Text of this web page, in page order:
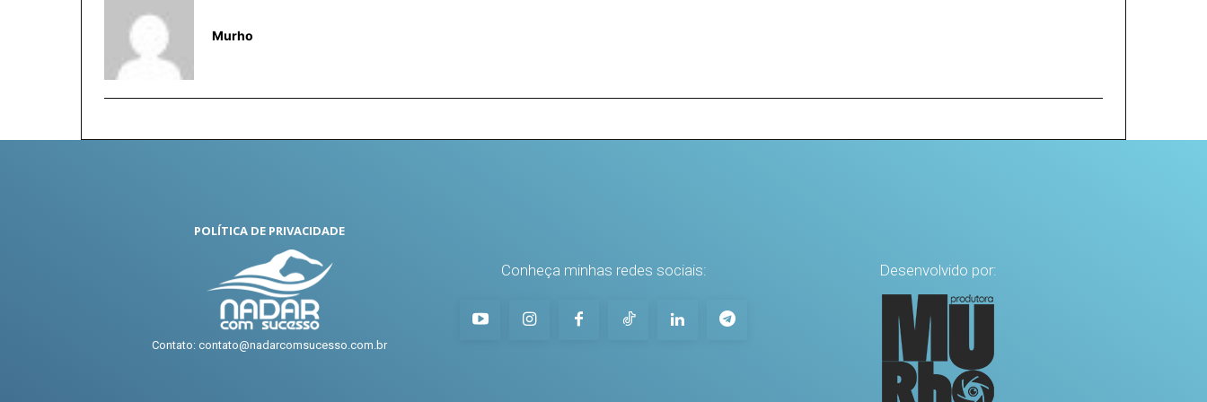
Murho
POLÍTICA DE PRIVACIDADE
Contato: contato@nadarcomsucesso.com.br
Conheça minhas redes sociais: Desenvolvido por: